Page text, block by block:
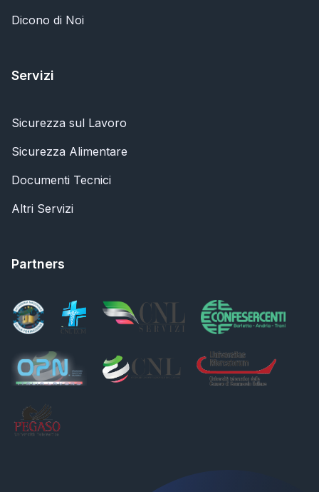
Dicono di Noi
Servizi
Sicurezza sul Lavoro
Sicurezza Alimentare
Documenti Tecnici
Altri Servizi
Partners